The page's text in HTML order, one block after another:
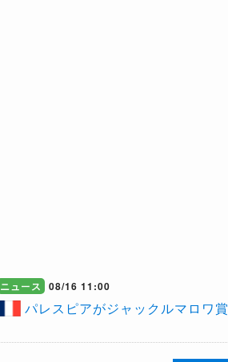
ニュース 08/16 11:00
パレスピアがジャックルマロワ